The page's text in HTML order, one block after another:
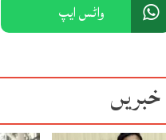
واٹس ایپ